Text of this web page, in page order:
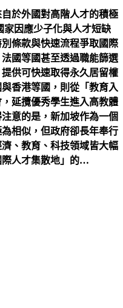
於外國對高階人才的積極
家因應少子化與人才短缺
條款與快速流程爭取國際
國等國甚至透過職能篩選
供可快速取得永久居留權
香港等國，則從「教育入
延攬優秀學生進入高教體
意的是，新加坡作為一個
相似，但政府卻長年奉行
、教育、科技領域皆大幅
際人才集散地」的…